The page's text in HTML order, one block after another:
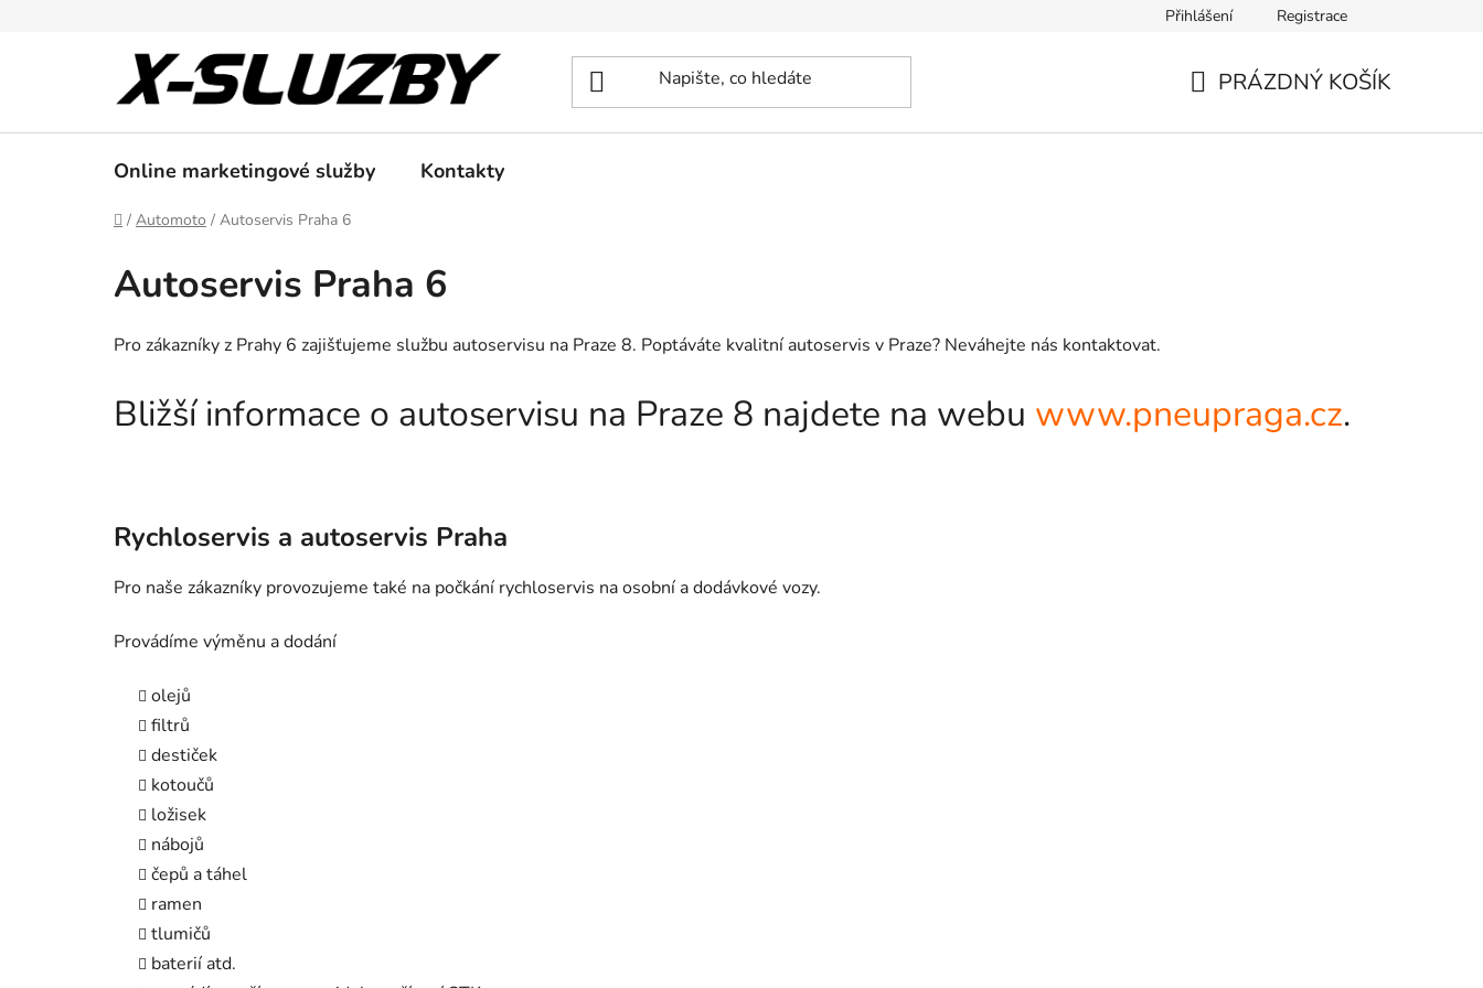
Přihlášení Registrace
PRÁZDNÝ KOŠÍK
Online marketingové služby Kontakty
Domů
/ Automoto / Autoservis Praha 6
Autoservis Praha 6
Pro zákazníky z Prahy 6 zajišťujeme službu autoservisu na Praze 8. Poptáváte kvalitní autoservis v Praze? Neváhejte nás kontaktovat.
Bližší informace o autoservisu na Praze 8 najdete na webu www.pneupraga.cz.
Rychloservis a autoservis Praha
Pro naše zákazníky provozujeme také na počkání rychloservis na osobní a dodávkové vozy.
Provádíme výměnu a dodání
olejů
filtrů
destiček
kotoučů
ložisek
nábojů
čepů a táhel
ramen
tlumičů
baterií atd.